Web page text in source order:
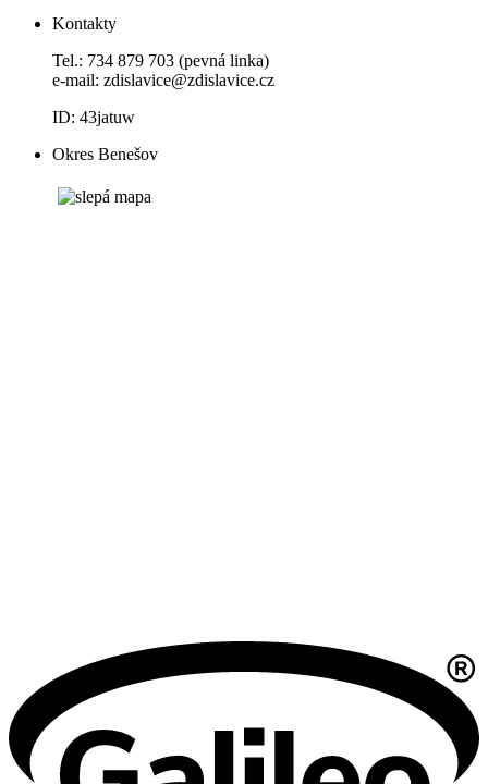
Kontakty
Tel.: 734 879 703 (pevná linka)
e-mail: zdislavice@zdislavice.cz
ID: 43jatuw
Okres Benešov